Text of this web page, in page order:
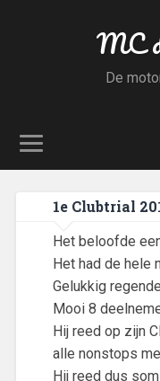
MC
De
1e Clubtrial
Het beloofde
Het had de hele
Gelukkig
Mooi 8
Hij reed op zijn
alle nonstops
Hij reed dus